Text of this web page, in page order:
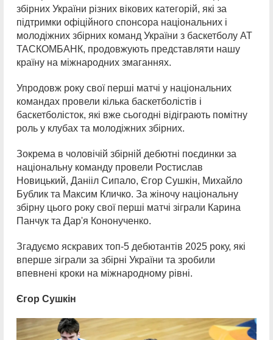
збірних України різних вікових категорій, які за
підтримки офіційного спонсора національних і
молодіжних збірних команд України з баскетболу АТ
ТАСКОМБАНК, продовжують представляти нашу
країну на міжнародних змаганнях.
Упродовж року свої перші матчі у національних
командах провели кілька баскетболістів і
баскетболісток, які вже сьогодні відіграють помітну
роль у клубах та молодіжних збірних.
Зокрема в чоловічій збірній дебютні поєдинки за
національну команду провели Ростислав
Новицький, Данііл Сипало, Єгор Сушкін, Михайло
Бублик та Максим Кличко. За жіночу національну
збірну цього року свої перші матчі зіграли Карина
Панчук та Дар'я Кононученко.
Згадуємо яскравих топ-5 дебютантів 2025 року, які
вперше зіграли за збірні України та зробили
впевнені кроки на міжнародному рівні.
Єгор Сушкін